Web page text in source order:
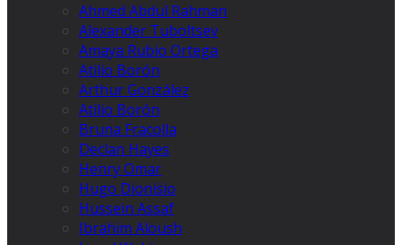
Ahmed Abdul Rahman
Alexander Tuboltsev
Amaya Rubio Ortega
Atilio Borón
Arthur González
Atilio Borón
Bruna Fracolla
Declan Hayes
Henry Omar
Hugo Dionísio
Hussein Assaf
Ibrahim Aloush